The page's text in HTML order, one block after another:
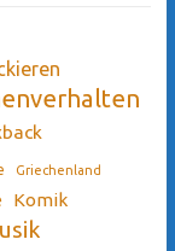
Griechenland
Komik